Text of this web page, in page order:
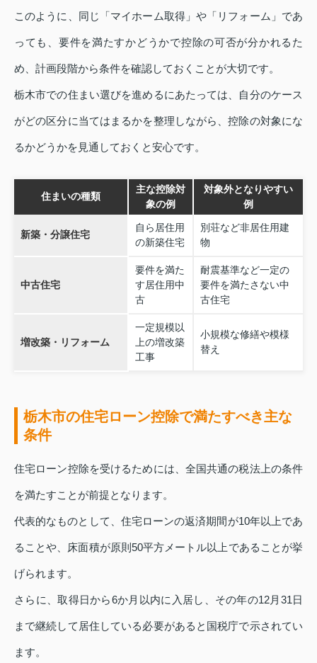
このように、同じ「マイホーム取得」や「リフォーム」であ
っても、要件を満たすかどうかで控除の可否が分かれるた
め、計画段階から条件を確認しておくことが大切です。
栃木市での住まい選びを進めるにあたっては、自分のケース
がどの区分に当てはまるかを整理しながら、控除の対象にな
るかどうかを見通しておくと安心です。
住まいの種類
主な控除対
象の例
対象外となりやすい
例
新築・分譲住宅
自ら居住用
の新築住宅
別荘など非居住用建
物
中古住宅
要件を満た
す居住用中
古
耐震基準など一定の
要件を満たさない中
古住宅
増改築・リフォーム
一定規模以
上の増改築
工事
小規模な修繕や模様
替え
栃木市の住宅ローン控除で満たすべき主な
条件
住宅ローン控除を受けるためには、全国共通の税法上の条件
を満たすことが前提となります。
代表的なものとして、住宅ローンの返済期間が10年以上であ
ることや、床面積が原則50平方メートル以上であることが挙
げられます。
さらに、取得日から6か月以内に入居し、その年の12月31日
まで継続して居住している必要があると国税庁で示されてい
ます。